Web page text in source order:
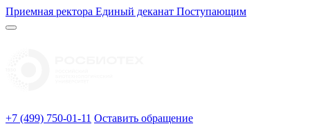
Приемная ректора Единый деканат Поступающим
+7 (499) 750-01-11 Оставить обращение